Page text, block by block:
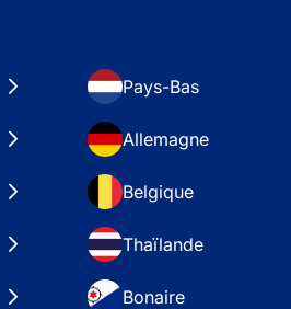
Pays-Bas
Allemagne
Belgique
Thaïlande
Bonaire